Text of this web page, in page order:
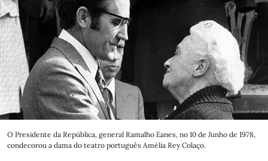
O Presidente da República, general Ramalho Eanes, no 10 de Junho de 1978,
condecorou a dama do teatro português Amélia Rey Colaço.